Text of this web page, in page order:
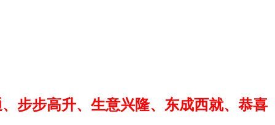
步步高升、生意兴隆、东成西就、恭喜